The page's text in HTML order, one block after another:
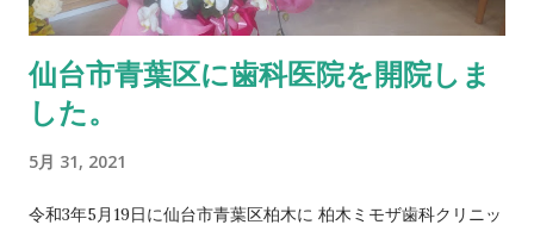
仙台市青葉区に歯科医院を開院しま
した。
5月 31, 2021
令和3年5月19日に仙台市青葉区柏木に 柏木ミモザ歯科クリニッ